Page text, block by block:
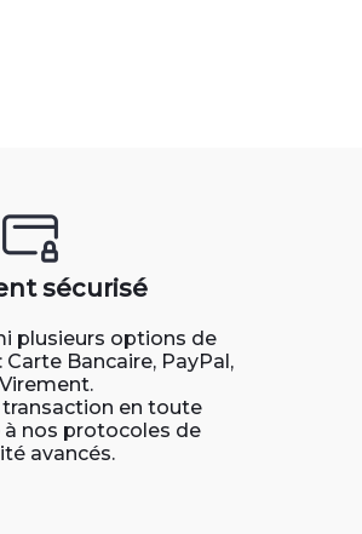
sécurisé
plusieurs options de
Bancaire, PayPal,
en toute
à nos protocoles de
avancés.